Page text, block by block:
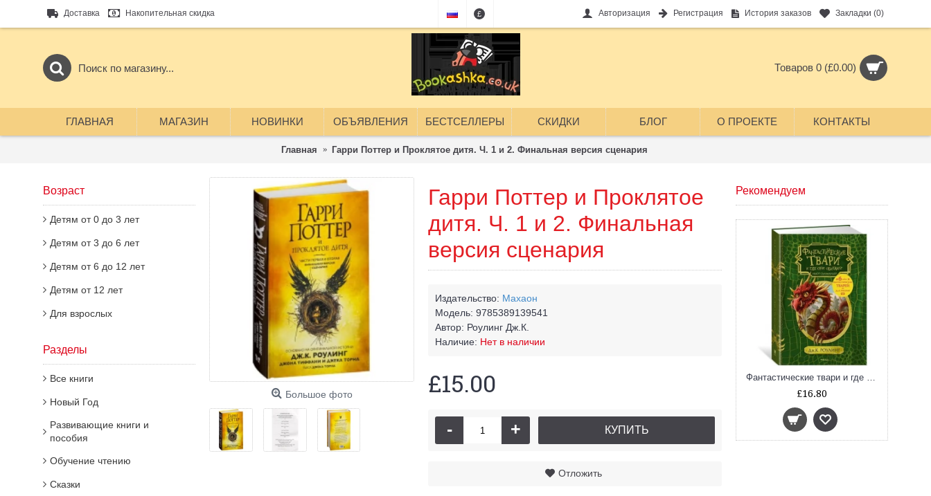
Доставка Накопительная скидка £ Авторизация Регистрация История заказов Закладки (0)
Товаров 0 (£0.00)
ГЛАВНАЯ МАГАЗИН НОВИНКИ ОБЪЯВЛЕНИЯ БЕСТСЕЛЛЕРЫ СКИДКИ БЛОГ О ПРОЕКТЕ КОНТАКТЫ
Главная Гарри Поттер и Проклятое дитя. Ч. 1 и 2. Финальная версия сценария
Возраст
Детям от 0 до 3 лет
Детям от 3 до 6 лет
Детям от 6 до 12 лет
Детям от 12 лет
Для взрослых
Разделы
Все книги
Новый Год
Развивающие книги и
пособия
Обучение чтению
Сказки
Рекомендуем
Фантастические твари и где они обитают (+ 6 новых тварей, с черно-белыми иллюстрациями)
£16.80
Большое фото
Гарри Поттер и Проклятое
дитя. Ч. 1 и 2. Финальная
версия сценария
Издательство: Махаон
Модель: 9785389139541
Автор: Роулинг Дж.К.
Наличие: Нет в наличии
£15.00
- + КУПИТЬ
Отложить